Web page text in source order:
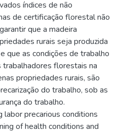
índices de não
de certificação florestal não
que a madeira
rurais seja produzida
que as condições de trabalho
florestais na
propriedades rurais, são
do trabalho, sob as
do trabalho.
precarious conditions
of health conditions and